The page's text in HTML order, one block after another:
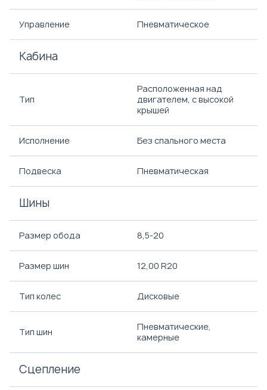
Управление Пневматическое
Кабина
Тип
Расположенная над
двигателем, с высокой
крышей
Исполнение Без спального места
Подвеска Пневматическая
Шины
Размер обода 8,5-20
Размер шин 12,00 R20
Тип колес Дисковые
Тип шин
Пневматические,
камерные
Сцепление